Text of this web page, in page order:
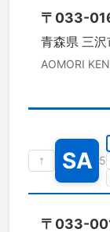
〒 033-
青森県 三沢
AOMORI KEN
↑ SA 5
〒 033-